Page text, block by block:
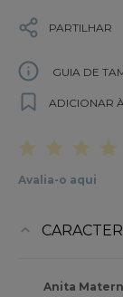
PARTILHAR
GUIA DE
ADICIONAR
Avalia-o aqui
Anita